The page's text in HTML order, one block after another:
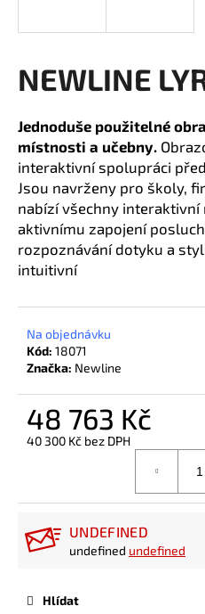
NEWLINE
Jednoduše použitelné
místnosti a učebny.
interaktivní spolupráci
Jsou navrženy pro školy,
nabízí všechny
aktivnímu zapojení
rozpoznávání dotyku a
intuitivní
Na objednávku
Kód: 18071
Značka: Newline
48 763 Kč
40 300 Kč bez DPH
UNDEFINED
undefined undefined
Hlídat
í
t
?
HLEDAT